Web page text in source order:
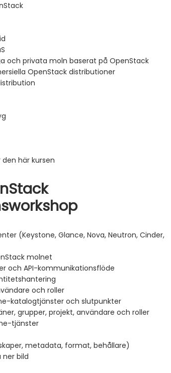
och privata moln baserat på OpenStack
OpenStack distributioner
här kursen
(Keystone, Glance, Nova, Neutron, Cinder,
molnet
och API-kommunikationsflöde
och roller
katalogtjänster och slutpunkter
grupper, projekt, användare och roller
tjänster
metadata, format, behållare)
ner bild